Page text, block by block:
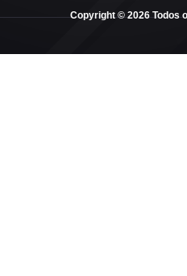
Copyright © 2026 Todos